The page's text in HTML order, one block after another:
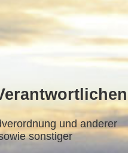
und anderer
sonstiger